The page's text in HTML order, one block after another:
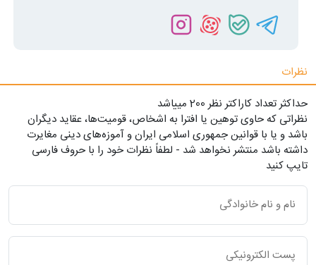
نظرات
حداکثر تعداد کاراکتر نظر 200 ميياشد
نظراتی که حاوی توهین یا افترا به اشخاص، قومیت‌ها، عقاید دیگران
باشد و یا با قوانین جمهوری اسلامی ایران و آموزه‌های دینی مغایرت
داشته باشد منتشر نخواهد شد - لطفاً نظرات خود را با حروف فارسی
تایپ کنید